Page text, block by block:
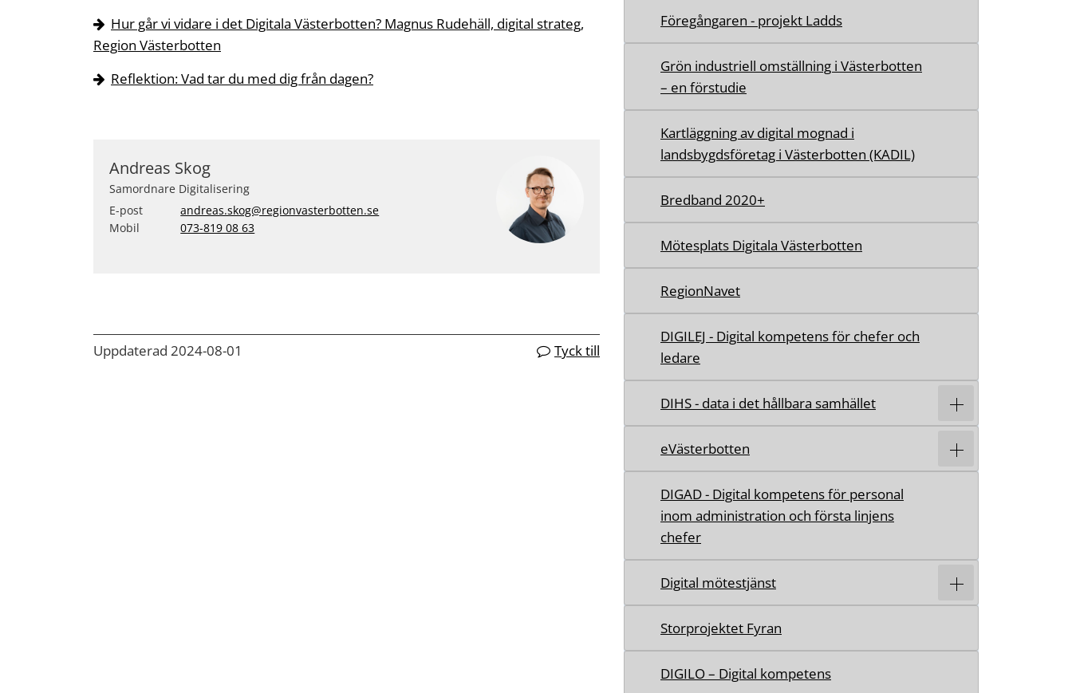
Hur går vi vidare i det Digitala Västerbotten? Magnus Rudehäll, digital strateg,
Region Västerbotten
Reflektion: Vad tar du med dig från dagen?
Andreas Skog
Samordnare Digitalisering
E-post
andreas.skog@regionvasterbotten.se
Mobil
073-819 08 63
Uppdaterad 2024-08-01 Tyck till
Föregångaren - projekt Ladds
Grön industriell omställning i Västerbotten
– en förstudie
Kartläggning av digital mognad i
landsbygdsföretag i Västerbotten (KADIL)
Bredband 2020+
Mötesplats Digitala Västerbotten
RegionNavet
DIGILEJ - Digital kompetens för chefer och
ledare
DIHS - data i det hållbara samhället
eVästerbotten
DIGAD - Digital kompetens för personal
inom administration och första linjens
chefer
Digital mötestjänst
Storprojektet Fyran
DIGILO – Digital kompetens